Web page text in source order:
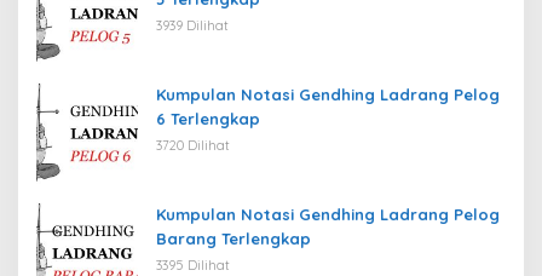
3939 Dilihat
Kumpulan Notasi Gendhing Ladrang Pelog
6 Terlengkap
3720 Dilihat
Kumpulan Notasi Gendhing Ladrang Pelog
Barang Terlengkap
3395 Dilihat